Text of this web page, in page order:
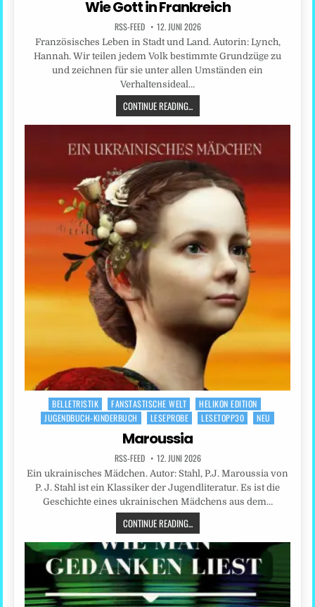
Wie Gott in Frankreich
RSS-FEED 12. JUNI 2026
Französisches Leben in Stadt und Land. Autorin: Lynch,
Hannah. Wir teilen jedem Volk bestimmte Grundzüge zu
und zeichnen für sie unter allen Umständen ein
Verhaltensideal…
CONTINUE READING...
Posted
in
BELLETRISTIK FANSTASTISCHE WELT
HELIKON EDITION
JUGENDBUCH-KINDERBUCH
LESEPROBE LESETOPP30 NEU
Maroussia
RSS-FEED 12. JUNI 2026
Ein ukrainisches Mädchen. Autor: Stahl, P.J. Maroussia von
P. J. Stahl ist ein Klassiker der Jugendliteratur. Es ist die
Geschichte eines ukrainischen Mädchens aus dem…
CONTINUE READING...